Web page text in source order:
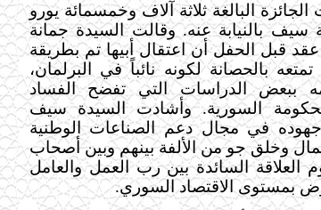
البالغة ثلاثة آلاف وخمسمائة يورو
سيف بالنيابة عنه. وقالت السيدة جمانة
قبل الحفل أن اعتقال أبيها تم بطريقة
بالحصانة لكونه نائباً في البرلمان،
ببعض الدراسات التي تفضح الفساد
السورية. وأشادت السيدة سيف
في مجال دعم الصناعات الوطنية
وخلق جو من الألفة بينهم وبين أصحاب
العلاقة السائدة بين رب العمل والعامل
بمستوى الاقتصاد السوري.